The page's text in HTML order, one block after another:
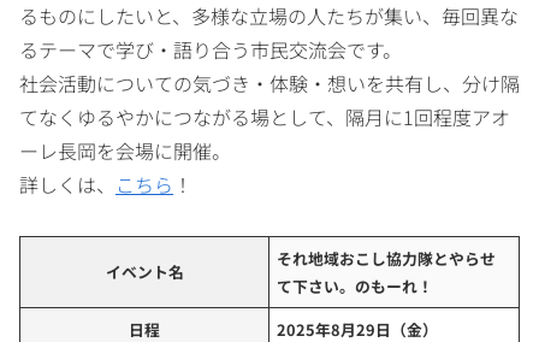
るものにしたいと、多様な立場の人たちが集い、毎回異な
るテーマで学び・語り合う市民交流会です。
社会活動についての気づき・体験・想いを共有し、分け隔
てなくゆるやかにつながる場として、隔月に1回程度アオ
ーレ長岡を会場に開催。
詳しくは、 こちら ！
イベント名
それ地域おこし協力隊とやらせ
て下さい。のもーれ！
日程
2025年8月29日（金）